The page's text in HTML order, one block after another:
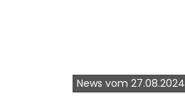
News vom 27.08.2024